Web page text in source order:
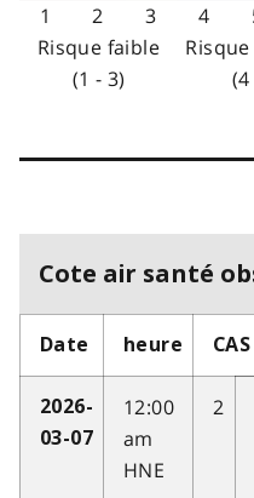
1 2 3 4
Risque faible
(1 - 3)
(4
Cote air santé
Date heure CAS
2026-
03-07
12:00
am
HNE
2